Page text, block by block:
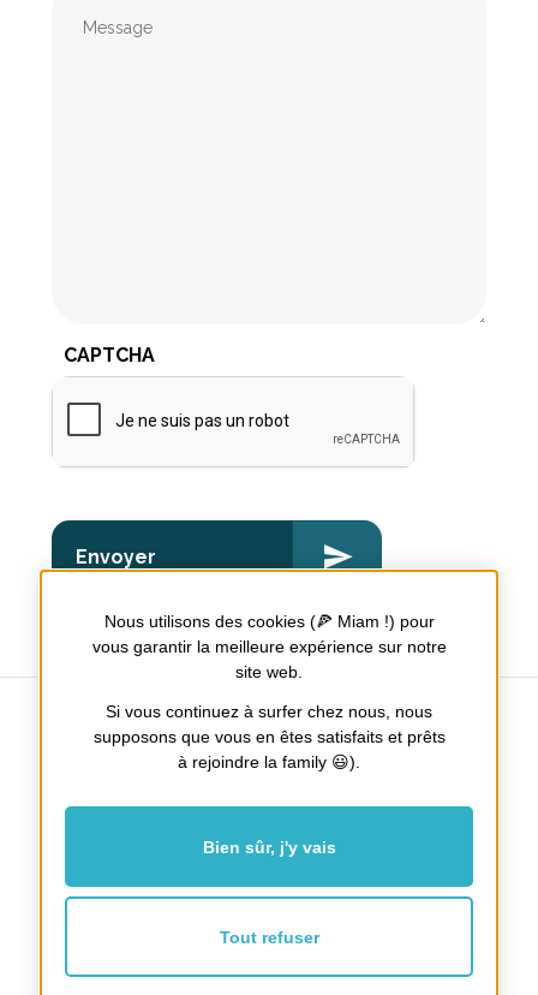
CAPTCHA
FacebookInstagram
Plan du site
Nous utilisons des cookies (🍕 Miam !) pour
vous garantir la meilleure expérience sur notre
site web.
Si vous continuez à surfer chez nous, nous
supposons que vous en êtes satisfaits et prêts
à rejoindre la family 😃).
Bien sûr, j'y vais
Tout refuser